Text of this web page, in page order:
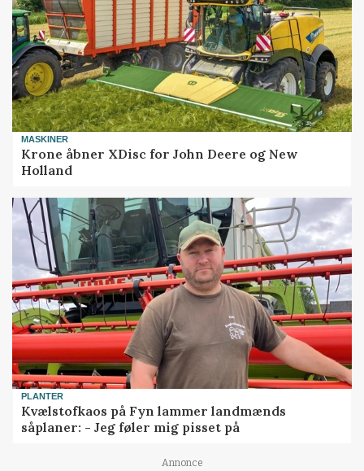
MASKINER
Krone åbner XDisc for John Deere og New
Holland
PLANTER
Kvælstofkaos på Fyn lammer landmænds
såplaner: - Jeg føler mig pisset på
Annonce